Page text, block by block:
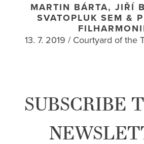
MARTIN BÁRTA, JIŘÍ
SVATOPLUK SEM &
13. 7. 2019 / Courtyard of the
SUBSCRIBE